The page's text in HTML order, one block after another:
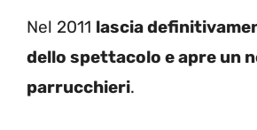
Nel 2011 lascia
dello spettacolo e apre un
parrucchieri.